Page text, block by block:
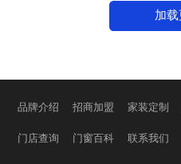
加
品牌介绍 招商加盟 家装定制
门店查询 门窗百科 联系我们